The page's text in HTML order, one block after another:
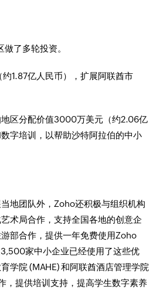
了多轮投资。
1.87亿人民币），扩展阿联酋市
区分配价值3000万美元（约2.06亿
字培训，以帮助沙特阿拉伯的中小
地团队外，Zoho还积极与组织机构
术局合作，支持全国各地的创意企
部合作，提供一年免费使用Zoho
家中小企业已经使用了这些优
学院 (MAHE) 和阿联酋酒店管理学院
，提供培训支持，提高学生数字素养